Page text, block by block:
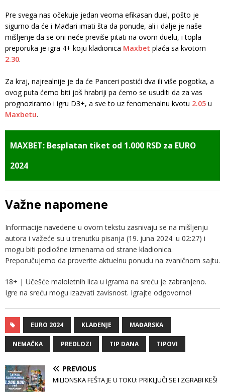
Pre svega nas očekuje jedan veoma efikasan duel, pošto je
sigurno da će i Mađari imati šta da ponude, ali i dalje je naše
mišljenje da se oni neće previše pitati na ovom duelu, i topla
preporuka je igra 4+ koju kladionica Maxbet plaća sa kvotom
2.30.
Za kraj, najrealnije je da će Panceri postići dva ili više pogotka, a
ovog puta ćemo biti još hrabriji pa ćemo se usuditi da za vas
prognoziramo i igru D3+, a sve to uz fenomenalnu kvotu 2.05 u
Maxbetu.
MAXBET: Besplatan tiket od 1.000 RSD za EURO
2024
Važne napomene
Informacije navedene u ovom tekstu zasnivaju se na mišljenju
autora i važeće su u trenutku pisanja (19. juna 2024. u 02:27) i
mogu biti podložne izmenama od strane kladionica.
Preporučujemo da proverite aktuelnu ponudu na zvaničnom sajtu.
18+ | Učešće maloletnih lica u igrama na sreću je zabranjeno.
Igre na sreću mogu izazvati zavisnost. Igrajte odgovorno!
EURO 2024 KLAĐENJE MAĐARSKA
NEMAČKA PREDLOZI TIP DANA TIPOVI
PREVIOUS
MILIONSKA FEŠTA JE U TOKU: PRIKLJUČI SE I ZGRABI KEŠ!